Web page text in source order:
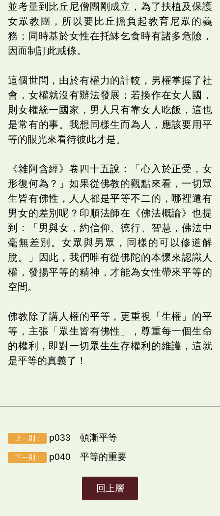
並考量到比丘尼僧團剛成立，為了扶植及保護
女眾教團，所以要比丘擔負起教育尼眾的義
務；同時基於女性在托缽乞食時有諸多危險，
因而制訂此戒條。
這個世間，由於有權力的計較，男權掌握了社
會，女權就沒有辦法發展；若換作在女人國，
則女權統一國家，男人只有靠女人吃飯，這也
是常有的事。我想同樣生而為人，應該要用平
等的眼光來看待彼此才是。
《雜阿含經》卷四十五說：「心入於正受，女
形復何為？」如果從佛教的觀點來看，一切眾
生皆有佛性，人人都是平等不二的，哪裡還有
男女的差別呢？印順法師在《佛法概論》也提
到：「男與女，約信仰、德行、智慧，佛法中
毫無差別。女眾與男眾，同樣的可以修道解
脫。」因此，我們唯有從佛陀的本懷來認識人
權，發揚平等的精神，才能為女性帶來平等的
空間。
佛教除了講人權的平等，更重視「生權」的平
等，主張「眾生皆有佛性」，尊重每一個生命
的權利，即對一切眾生生存權利的維護，這就
是平等的真義了！
上一則 : p033 頓漸平等
下一則 : p040 平等的重要
回上層